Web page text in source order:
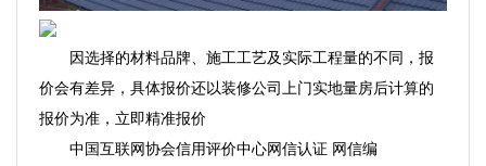
因选择的材料品牌、施工工艺及实际工程量的不同，报
价会有差异，具体报价还以装修公司上门实地量房后计算的
报价为准，立即精准报价
中国互联网协会信用评价中心网信认证 网信编